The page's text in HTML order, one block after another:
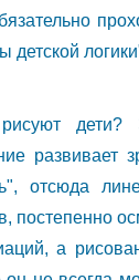
детской
развивает
отсюда
постепенно
а